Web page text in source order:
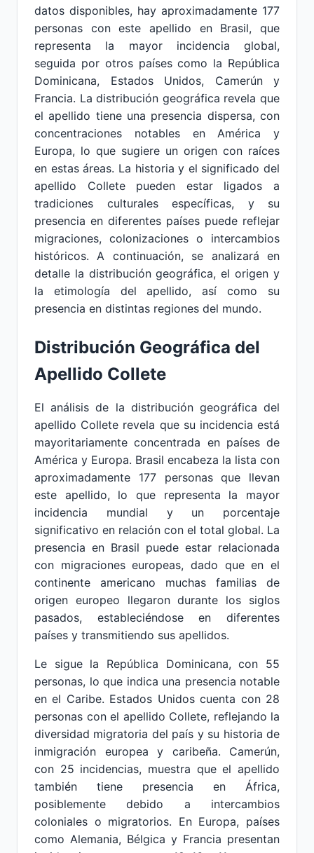
datos disponibles, hay aproximadamente 177
personas con este apellido en Brasil, que
representa la mayor incidencia global,
seguida por otros países como la República
Dominicana, Estados Unidos, Camerún y
Francia. La distribución geográfica revela que
el apellido tiene una presencia dispersa, con
concentraciones notables en América y
Europa, lo que sugiere un origen con raíces
en estas áreas. La historia y el significado del
apellido Collete pueden estar ligados a
tradiciones culturales específicas, y su
presencia en diferentes países puede reflejar
migraciones, colonizaciones o intercambios
históricos. A continuación, se analizará en
detalle la distribución geográfica, el origen y
la etimología del apellido, así como su
presencia en distintas regiones del mundo.
Distribución Geográfica del
Apellido Collete
El análisis de la distribución geográfica del
apellido Collete revela que su incidencia está
mayoritariamente concentrada en países de
América y Europa. Brasil encabeza la lista con
aproximadamente 177 personas que llevan
este apellido, lo que representa la mayor
incidencia mundial y un porcentaje
significativo en relación con el total global. La
presencia en Brasil puede estar relacionada
con migraciones europeas, dado que en el
continente americano muchas familias de
origen europeo llegaron durante los siglos
pasados, estableciéndose en diferentes
países y transmitiendo sus apellidos.
Le sigue la República Dominicana, con 55
personas, lo que indica una presencia notable
en el Caribe. Estados Unidos cuenta con 28
personas con el apellido Collete, reflejando la
diversidad migratoria del país y su historia de
inmigración europea y caribeña. Camerún,
con 25 incidencias, muestra que el apellido
también tiene presencia en África,
posiblemente debido a intercambios
coloniales o migratorios. En Europa, países
como Alemania, Bélgica y Francia presentan